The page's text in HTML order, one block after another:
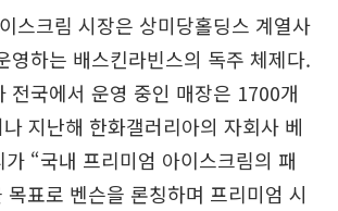
스크림 시장은 상미당홀딩스 계열사
영하는 배스킨라빈스의 독주 체제다.
전국에서 운영 중인 매장은 1700개
지난해 한화갤러리아의 자회사 베
“국내 프리미엄 아이스크림의 패
목표로 벤슨을 론칭하며 프리미엄 시